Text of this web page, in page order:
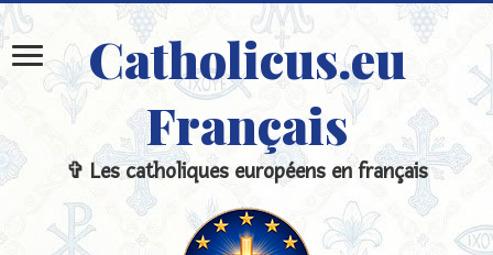
Catholicus.eu
Français
✞ Les catholiques européens en français